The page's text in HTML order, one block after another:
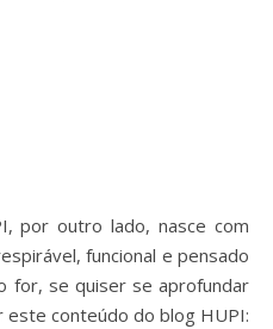
por outro lado, nasce com
funcional e pensado
for, se quiser se aprofundar
este conteúdo do blog HUPI: